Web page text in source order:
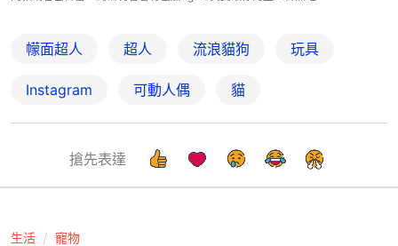
幪面超人 超人 流浪貓狗 玩具
Instagram 可動人偶 貓
搶先表達
生活 寵物